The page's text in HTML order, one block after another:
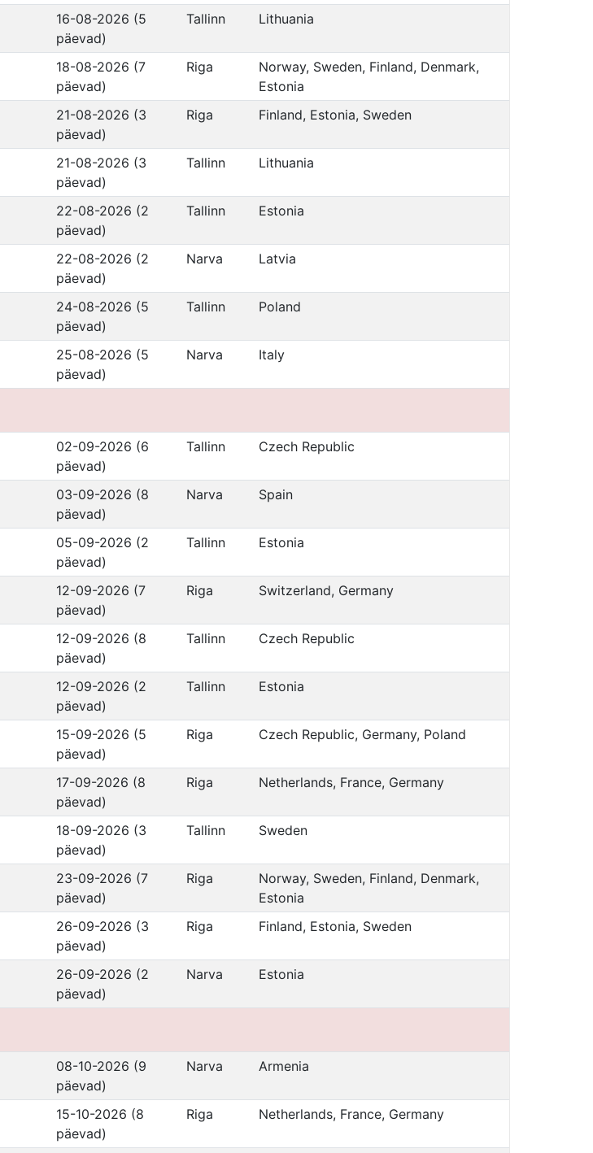
16-08-2026 (5
päevad)
Tallinn Lithuania
18-08-2026 (7
päevad)
Riga
Norway, Sweden, Finland, Denmark,
Estonia
21-08-2026 (3
päevad)
Riga Finland, Estonia, Sweden
21-08-2026 (3
päevad)
Tallinn Lithuania
22-08-2026 (2
päevad)
Tallinn Estonia
22-08-2026 (2
päevad)
Narva Latvia
24-08-2026 (5
päevad)
Tallinn Poland
25-08-2026 (5
päevad)
Narva Italy
02-09-2026 (6
päevad)
Tallinn Czech Republic
03-09-2026 (8
päevad)
Narva Spain
05-09-2026 (2
päevad)
Tallinn Estonia
12-09-2026 (7
päevad)
Riga Switzerland, Germany
12-09-2026 (8
päevad)
Tallinn Czech Republic
12-09-2026 (2
päevad)
Tallinn Estonia
15-09-2026 (5
päevad)
Riga Czech Republic, Germany, Poland
17-09-2026 (8
päevad)
Riga Netherlands, France, Germany
18-09-2026 (3
päevad)
Tallinn Sweden
23-09-2026 (7
päevad)
Riga
Norway, Sweden, Finland, Denmark,
Estonia
26-09-2026 (3
päevad)
Riga Finland, Estonia, Sweden
26-09-2026 (2
päevad)
Narva Estonia
08-10-2026 (9
päevad)
Narva Armenia
15-10-2026 (8
päevad)
Riga Netherlands, France, Germany